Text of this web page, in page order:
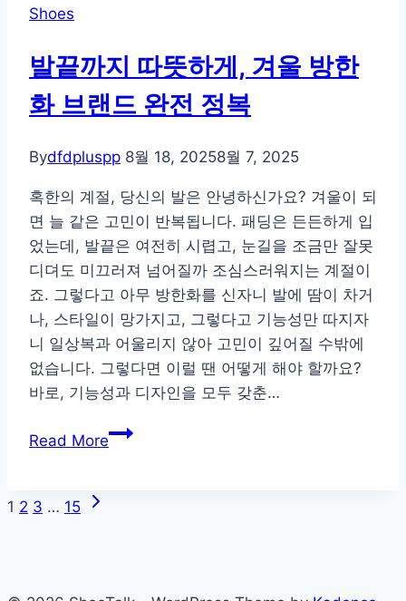
신
어
야
신
발,
슬
리
퍼
와
아
쿠
아
슈
완
Shoes
발끝까지 따뜻하게, 겨울 방한
화 브랜드 완전 정복
Bydfdpluspp 8월 18, 20258월 7, 2025
혹한의 계절, 당신의 발은 안녕하신가요? 겨울이 되
면 늘 같은 고민이 반복됩니다. 패딩은 든든하게 입
었는데, 발끝은 여전히 시렵고, 눈길을 조금만 잘못
디뎌도 미끄러져 넘어질까 조심스러워지는 계절이
죠. 그렇다고 아무 방한화를 신자니 발에 땀이 차거
나, 스타일이 망가지고, 그렇다고 기능성만 따지자
니 일상복과 어울리지 않아 고민이 깊어질 수밖에
없습니다. 그렇다면 이럴 땐 어떻게 해야 할까요?
바로, 기능성과 디자인을 모두 갖춘…
Read More발
Page
1 2 3 … 15
Next